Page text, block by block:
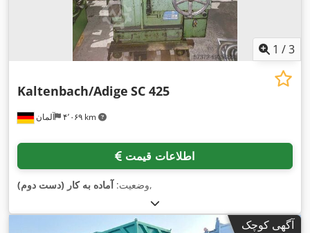
1 /3
آلمان ۴٬۰۶۹ km
Kaltenbach/Adige SC 425
اطلاعات قیمت
وضعیت:آماده به کار (دست دوم) ,
آگهی کوچک